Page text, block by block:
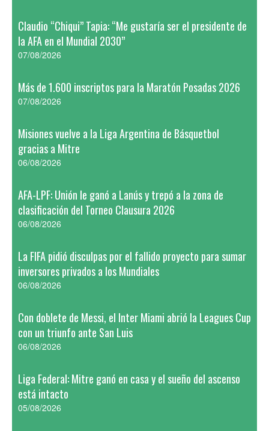
Claudio “Chiqui” Tapia: “Me gustaría ser el presidente de
la AFA en el Mundial 2030”
07/08/2026
Más de 1.600 inscriptos para la Maratón Posadas 2026
07/08/2026
Misiones vuelve a la Liga Argentina de Básquetbol
gracias a Mitre
06/08/2026
AFA-LPF: Unión le ganó a Lanús y trepó a la zona de
clasificación del Torneo Clausura 2026
06/08/2026
La FIFA pidió disculpas por el fallido proyecto para sumar
inversores privados a los Mundiales
06/08/2026
Con doblete de Messi, el Inter Miami abrió la Leagues Cup
con un triunfo ante San Luis
06/08/2026
Liga Federal: Mitre ganó en casa y el sueño del ascenso
está intacto
05/08/2026